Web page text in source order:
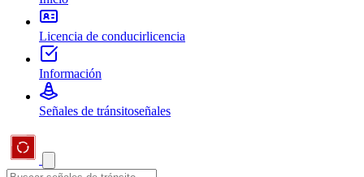
Licencia de conducirlicencia
Información
Señales de tránsitoseñales